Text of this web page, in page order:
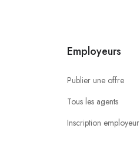
Employeurs
Publier une offre
Tous les agents
Inscription employeur